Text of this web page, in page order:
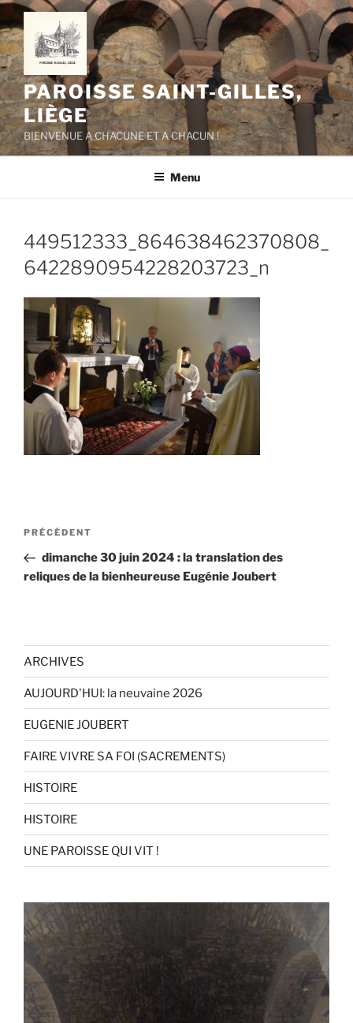
Aller
au
contenu
principal
PAROISSE SAINT-GILLES,
LIÈGE
BIENVENUE A CHACUNE ET A CHACUN !
Menu
449512333_864638462370808_
6422890954228203723_n
Navigation
l’article
Article
précédent
PRÉCÉDENT
dimanche 30 juin 2024 : la translation des
reliques de la bienheureuse Eugénie Joubert
ARCHIVES
AUJOURD'HUI: la neuvaine 2026
EUGENIE JOUBERT
FAIRE VIVRE SA FOI (SACREMENTS)
HISTOIRE
HISTOIRE
UNE PAROISSE QUI VIT !